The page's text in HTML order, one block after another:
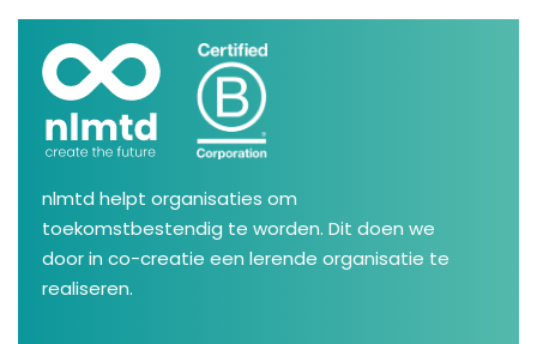
nlmtd helpt organisaties om
toekomstbestendig te worden. Dit doen we
door in co-creatie een lerende organisatie te
realiseren.